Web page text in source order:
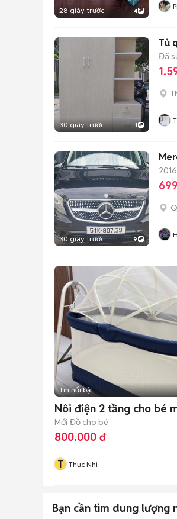
28 giây trước 4
30 giây trước 1
Tủ
Đã
30 giây trước 9
2016
Tin nổi bật
Nôi điện 2 tầng cho bé
Mới Đồ cho bé
800.000 đ
T Thục Nhi
Bạn cần tìm dung lượng